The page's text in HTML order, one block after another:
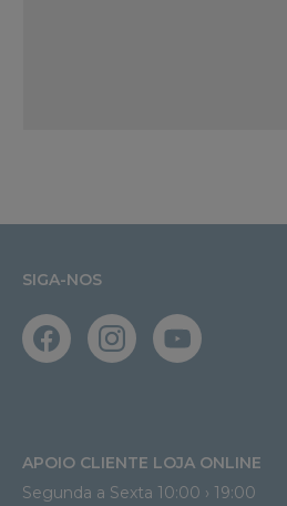
SIGA-NOS
APOIO CLIENTE LOJA ONLINE
Segunda a Sexta 10:00 › 19:00